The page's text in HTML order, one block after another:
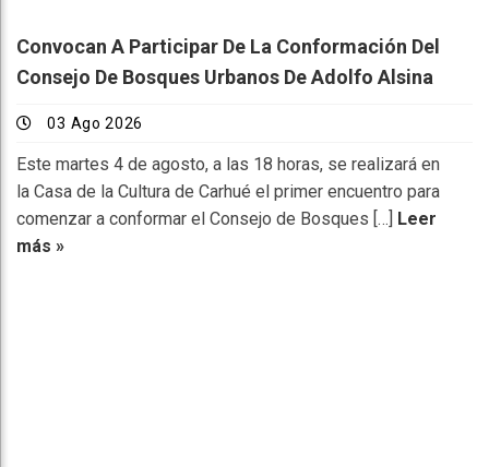
Convocan A Participar De La Conformación Del
Consejo De Bosques Urbanos De Adolfo Alsina
03 Ago 2026
Este martes 4 de agosto, a las 18 horas, se realizará en
la Casa de la Cultura de Carhué el primer encuentro para
comenzar a conformar el Consejo de Bosques […]
Leer
más »